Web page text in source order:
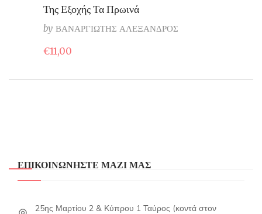
Της Εξοχής Τα Πρωινά
by ΒΑΝΑΡΓΙΩΤΗΣ ΑΛΕΞΑΝΔΡΟΣ
€11,00
ΕΠΙΚΟΙΝΩΝΗΣΤΕ ΜΑΖΙ ΜΑΣ
25ης Μαρτίου 2 & Κύπρου 1 Ταύρος (κοντά στον